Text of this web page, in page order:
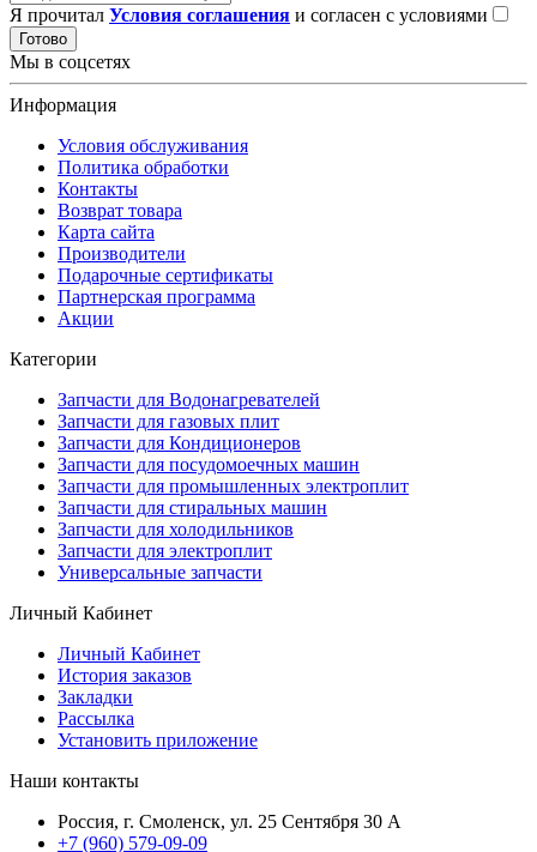
Я прочитал Условия соглашения и согласен с условиями
Готово
Мы в соцсетях
Информация
Условия обслуживания
Политика обработки
Контакты
Возврат товара
Карта сайта
Производители
Подарочные сертификаты
Партнерская программа
Акции
Категории
Запчасти для Водонагревателей
Запчасти для газовых плит
Запчасти для Кондиционеров
Запчасти для посудомоечных машин
Запчасти для промышленных электроплит
Запчасти для стиральных машин
Запчасти для холодильников
Запчасти для электроплит
Универсальные запчасти
Личный Кабинет
Личный Кабинет
История заказов
Закладки
Рассылка
Установить приложение
Наши контакты
Россия, г. Смоленск, ул. 25 Сентября 30 А
+7 (960) 579-09-09